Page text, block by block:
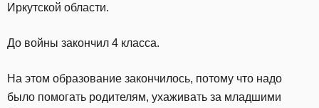
Иркутской области.
До войны закончил 4 класса.
На этом образование закончилось, потому что надо
было помогать родителям, ухаживать за младшими